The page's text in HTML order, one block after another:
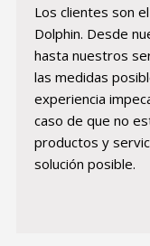
Los clientes son
Dolphin. Desde
hasta nuestros
las medidas
experiencia
caso de que no
productos y
solución posible.